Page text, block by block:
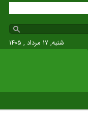
شنبه, ۱۷ مرداد , ۱۴۰۵